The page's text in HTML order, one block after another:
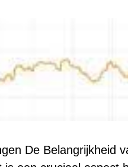
De Belangrijkheid